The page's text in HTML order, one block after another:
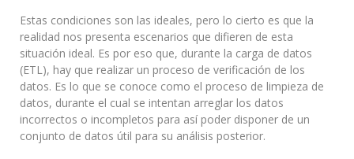
Estas condiciones son las ideales, pero lo cierto es que la
realidad nos presenta escenarios que difieren de esta
situación ideal. Es por eso que, durante la carga de datos
(ETL), hay que realizar un proceso de verificación de los
datos. Es lo que se conoce como el proceso de limpieza de
datos, durante el cual se intentan arreglar los datos
incorrectos o incompletos para así poder disponer de un
conjunto de datos útil para su análisis posterior.